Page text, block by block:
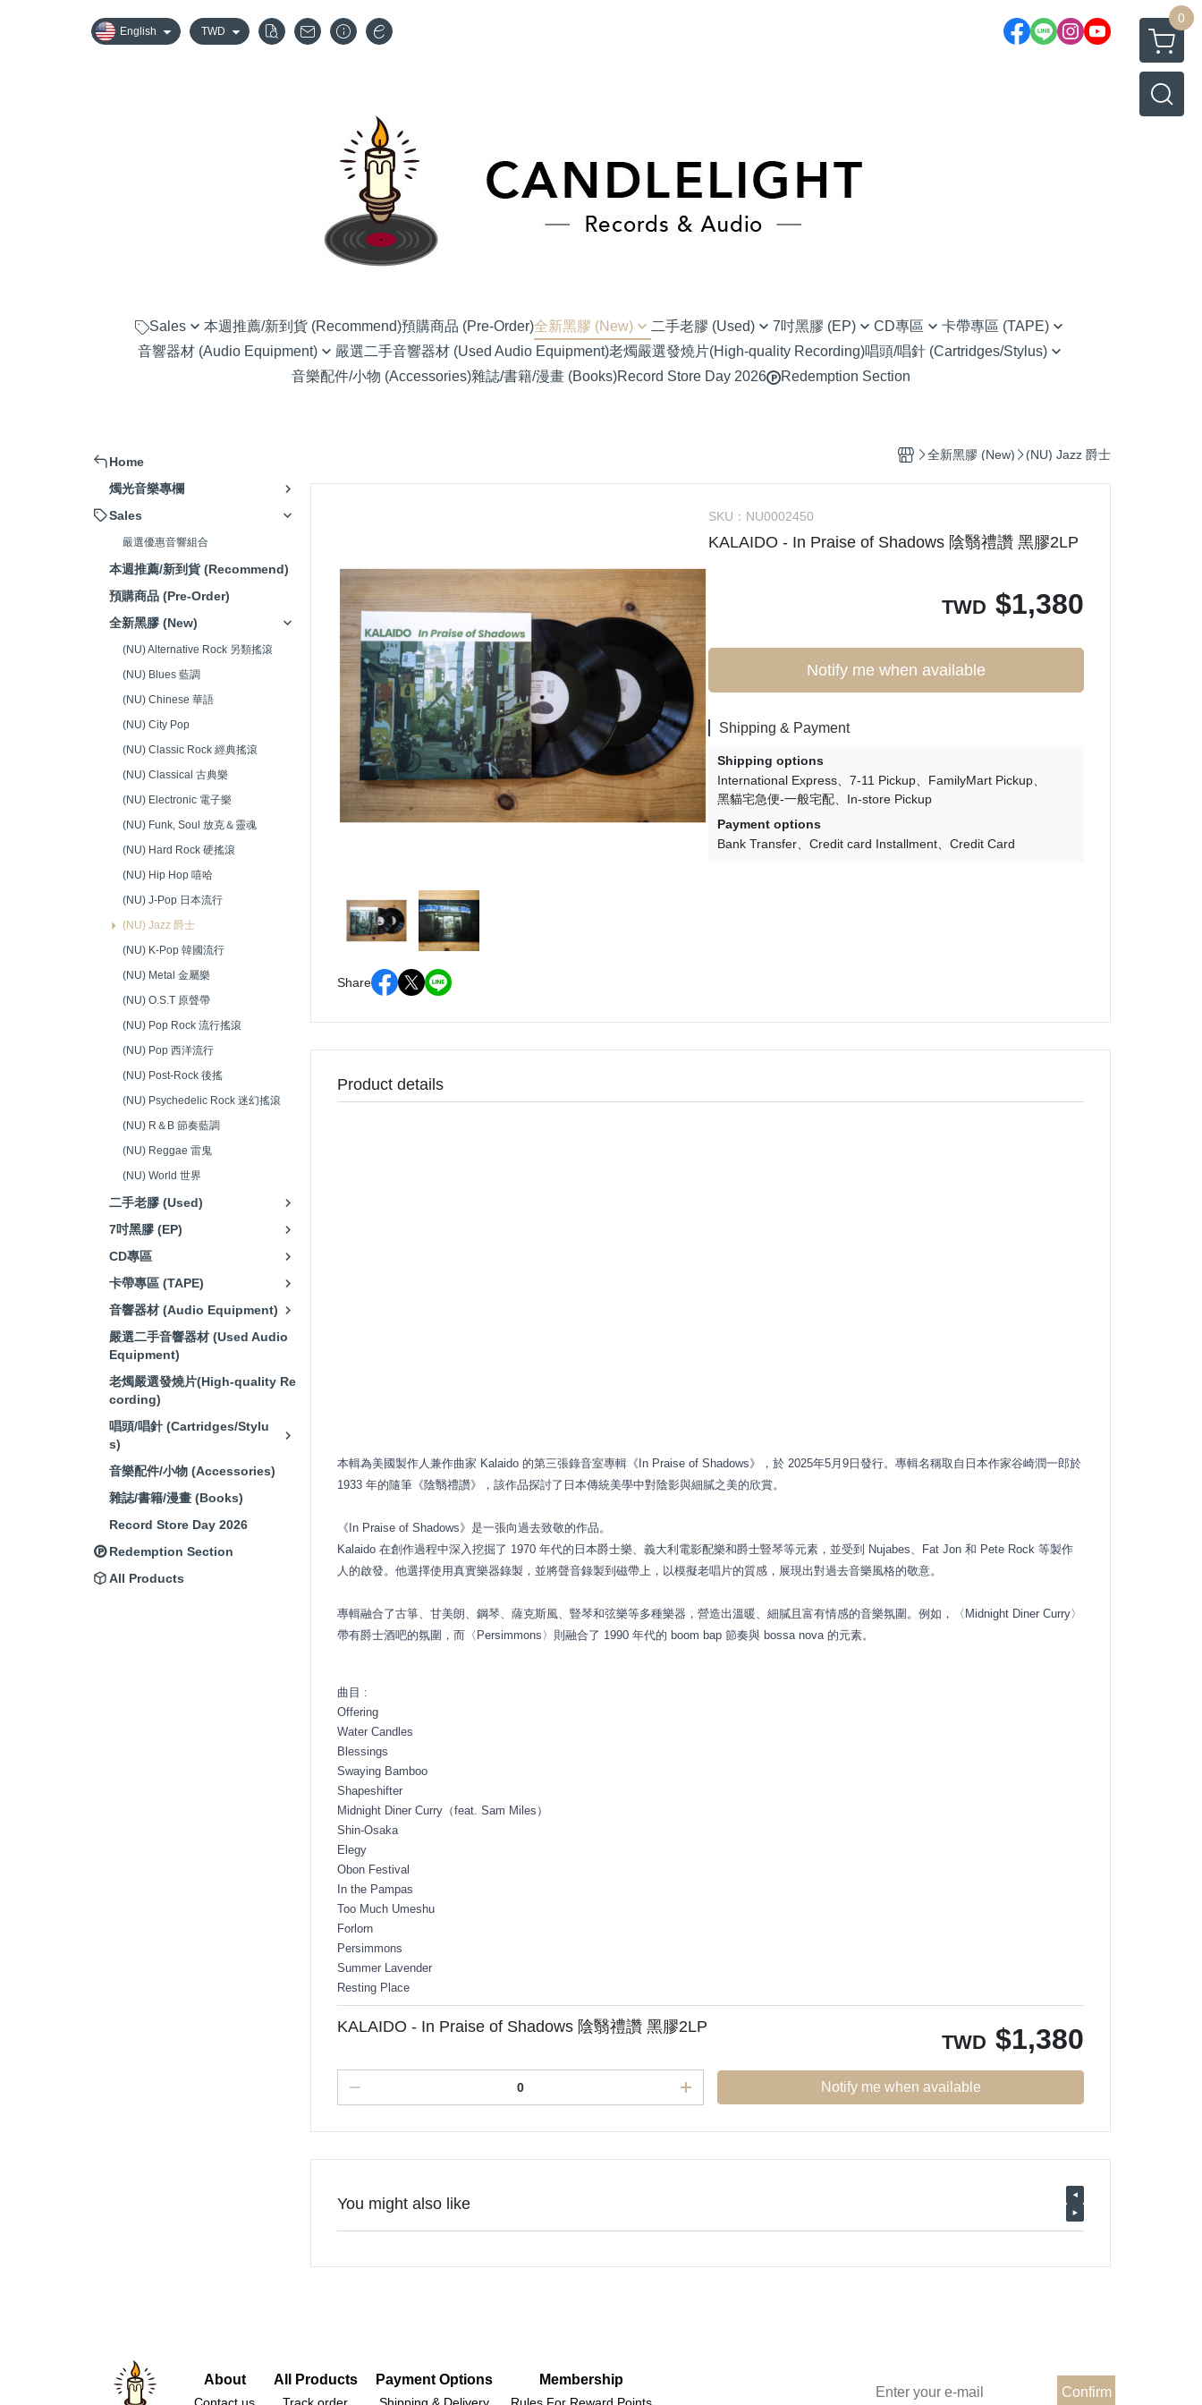
English TWD
0
Sales 本週推薦/新到貨 (Recommend)預購商品 (Pre-Order)全新黑膠 (New)
(NU) Classic Rock 經典搖滾
(NU) Funk, Soul 放克＆靈魂
(NU) Hard Rock 硬搖滾
(NU) Hip Hop 嘻哈
(NU) J-Pop 日本流行
(NU) Jazz 爵士
(NU) K-Pop 韓國流行
(NU) Metal 金屬樂
(NU) O.S.T 原聲帶
(NU) Pop Rock 流行搖滾
二手老膠 (Used)
(SC) Blues 藍調
(SC) Classic Rock 經典搖滾
(SC) Classical 古典樂
(SC) Country 鄉村
(SC) Electronic 電子樂
(SC) Funk, Soul 放克＆靈魂
(SC) Fusion 融合
(SC) Hard Rock 硬搖滾
(SC) Hip Hop 嘻哈
(SC) Jazz 爵士
(SC) Metal 金屬樂
(SC) O.S.T 原聲帶
7吋黑膠 (EP)
(EP) Funk, Soul 放克＆靈魂
(EP) Hip-Hop 嘻哈
(EP) 70s-80s J-Pop
CD專區
(CD) Electronic 電子樂
(CD) Funk, Soul 放克＆靈魂
(CD) J-Pop 日本流行
(CD) Jazz 爵士
卡帶專區 (TAPE)
音響器材 (Audio Equipment)
主動式喇叭/藍芽喇叭 (Active
嚴選音響組合 (Hi-Fi system)
唱頭放大器 (Phono Amp)
CD播放器(CD Player)
耳機 (Headphone)
發燒線材 (High-Fidelity Cable)
電源處理器/插座(Power Supply)
音響接頭/零件 (Audio
Connectors)
嚴選二手音響器材 (Used Audio Equipment)老燭嚴選發燒片(High-quality Recording)唱頭/唱針 (Cartridges/Stylus)
鐵三角 audio - technica
音樂配件/小物 (Accessories)雜誌/書籍/漫畫 (Books)Record Store Day 2026 Redemption Section
Home
燭光音樂專欄
Sales
嚴選優惠音響組合
本週推薦/新到貨 (Recommend)
預購商品 (Pre-Order)
全新黑膠 (New)
(NU) Alternative Rock 另類搖滾
(NU) Blues 藍調
(NU) Chinese 華語
(NU) City Pop
(NU) Classic Rock 經典搖滾
(NU) Classical 古典樂
(NU) Electronic 電子樂
(NU) Funk, Soul 放克＆靈魂
(NU) Hard Rock 硬搖滾
(NU) Hip Hop 嘻哈
(NU) J-Pop 日本流行
(NU) Jazz 爵士
(NU) K-Pop 韓國流行
(NU) Metal 金屬樂
(NU) O.S.T 原聲帶
(NU) Pop Rock 流行搖滾
(NU) Pop 西洋流行
(NU) Post-Rock 後搖
(NU) Psychedelic Rock 迷幻搖滾
(NU) R＆B 節奏藍調
(NU) Reggae 雷鬼
(NU) World 世界
二手老膠 (Used)
7吋黑膠 (EP)
CD專區
卡帶專區 (TAPE)
音響器材 (Audio Equipment)
嚴選二手音響器材 (Used Audio
Equipment)
老燭嚴選發燒片(High-quality Re
cording)
唱頭/唱針 (Cartridges/Stylu
s)
音樂配件/小物 (Accessories)
雜誌/書籍/漫畫 (Books)
Record Store Day 2026
Redemption Section
All Products
全新黑膠 (New) (NU) Jazz 爵士
Share
SKU： NU0002450
KALAIDO - In Praise of Shadows 陰翳禮讚 黑膠2LP
TWD $1,380
Notify me when available
Shipping & Payment
Shipping options
International Express
7-11 Pickup
FamilyMart Pickup
黑貓宅急便-一般宅配
In-store Pickup
Payment options
Bank Transfer
Credit card Installment Credit Card
Product details
本輯為美國製作人兼作曲家 Kalaido 的第三張錄音室專輯《In Praise of Shadows》，於 2025年5月9日發行。專輯名稱取自日本作家谷崎潤一郎於
1933 年的隨筆《陰翳禮讚》， 該作品探討了日本傳統美學中對陰影與細膩之美的欣賞。
《In Praise of Shadows》是一張向過去致敬的作品。
Kalaido 在創作過程中深入挖掘了 1970 年代的日本爵士樂、義大利電影配樂和爵士豎琴等元素，並受到 Nujabes、Fat Jon 和 Pete Rock 等製作
人的啟發。他選擇使用真實樂器錄製， 並將聲音錄製到磁帶上，以模擬老唱片的質感， 展現出對過去音樂風格的敬意。
專輯融合了古箏、甘美朗、鋼琴、薩克斯風、 豎琴和弦樂等多種樂器，營造出溫暖、細膩且富有情感的音樂氛圍。 例如，〈Midnight Diner Curry〉
帶有爵士酒吧的氛圍，而〈Persimmons〉 則融合了 1990 年代的 boom bap 節奏與 bossa nova 的元素。
曲目 :
Offering
Water Candles
Blessings
Swaying Bamboo
Shapeshifter
Midnight Diner Curry（feat. Sam Miles）
Shin-Osaka
Elegy
Obon Festival
In the Pampas
Too Much Umeshu
Forlorn
Persimmons
Summer Lavender
Resting Place
KALAIDO - In Praise of Shadows 陰翳禮讚 黑膠2LP
TWD $1,380
Notify me when available
You might also like
About
Contact us
All Products
Track order
Payment Options
Shipping & Delivery
Membership
Rules For Reward Points
Confirm